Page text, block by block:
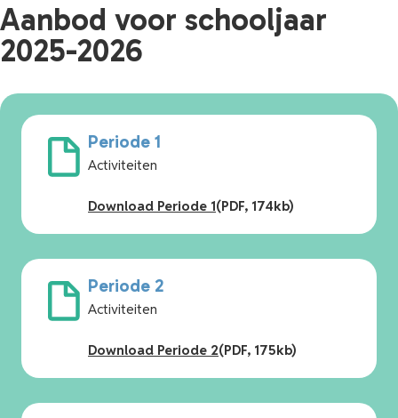
Aanbod voor schooljaar
2025-2026
Periode 1
Activiteiten
Download Periode 1(PDF, 174kb)
Periode 2
Activiteiten
Download Periode 2(PDF, 175kb)